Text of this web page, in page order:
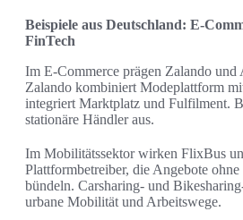
Beispiele aus Deutschland:
FinTech
Im E‑Commerce prägen Zalando und
Zalando kombiniert Modeplattform
integriert Marktplatz und Fulfilment.
stationäre Händler aus.
Im Mobilitätssektor wirken FlixBus
Plattformbetreiber, die Angebote
bündeln. Carsharing- und
urbane Mobilität und Arbeitswege.